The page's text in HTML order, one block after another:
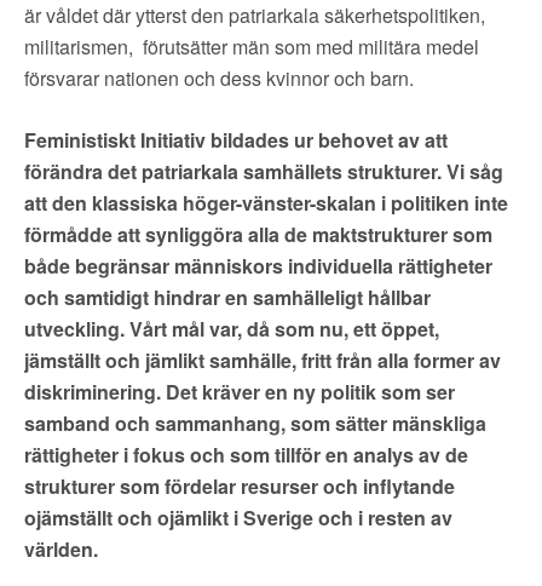
är våldet där ytterst den patriarkala säkerhetspolitiken,
militarismen, förutsätter män som med militära medel
försvarar nationen och dess kvinnor och barn.
Feministiskt Initiativ bildades ur behovet av att
förändra det patriarkala samhällets strukturer. Vi såg
att den klassiska höger-vänster-skalan i politiken inte
förmådde att synliggöra alla de maktstrukturer som
både begränsar människors individuella rättigheter
och samtidigt hindrar en samhälleligt hållbar
utveckling. Vårt mål var, då som nu, ett öppet,
jämställt och jämlikt samhälle, fritt från alla former av
diskriminering. Det kräver en ny politik som ser
samband och sammanhang, som sätter mänskliga
rättigheter i fokus och som tillför en analys av de
strukturer som fördelar resurser och inflytande
ojämställt och ojämlikt i Sverige och i resten av
världen.